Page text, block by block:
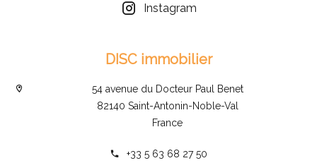
Instagram
DISC immobilier
54 avenue du Docteur Paul Benet
82140 Saint-Antonin-Noble-Val
France
+33 5 63 68 27 50